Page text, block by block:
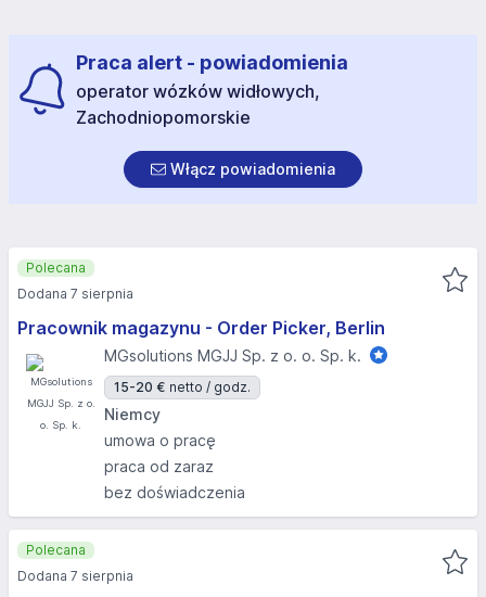
Praca alert - powiadomienia
operator wózków widłowych,
Zachodniopomorskie
Włącz powiadomienia
Pracownik magazynu - Order Picker, Berlin
MGsolutions MGJJ Sp. z o. o. Sp. k.
15-20 € netto / godz.
Niemcy
umowa o pracę
praca od zaraz
bez doświadczenia
Polecana
Dodana 7 sierpnia
Polecana
Dodana 7 sierpnia